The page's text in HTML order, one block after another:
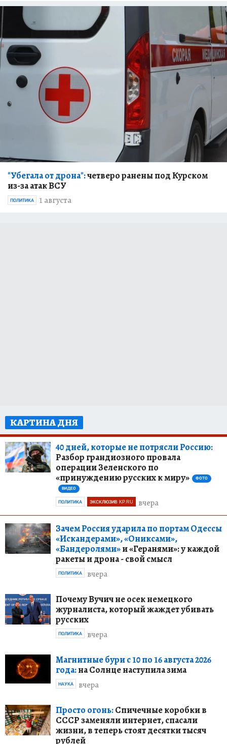
"Убегала от дрона":четверо ранены под Курском
из-за атак ВСУ
1 августа
ПОЛИТИКА
КАРТИНА ДНЯ
40 дней, которые не потрясли Россию:
Разбор грандиозного провала
операции Зеленского по
«принуждению русских к миру»
ФОТО
ВИДЕО
вчера
ПОЛИТИКА ЭКСКЛЮЗИВ KP.RU
Зачем Россия ударила по портам Одессы
«Искандерами», «Ониксами»,
«Бандеролями»и «Геранями»: у каждой
ракеты и дрона - свой смысл
вчера
ПОЛИТИКА
Почему Вучич не осек немецкого
журналиста, который жаждет убивать
русских
вчера
ПОЛИТИКА
Магнитные бури с 10 по 16 августа 2026
года:на Солнце наступила зима
вчера
НАУКА
Просто огонь:Спичечные коробки в
СССР заменяли интернет, спасали
жизни, в теперь стоят десятки тысяч
рублей